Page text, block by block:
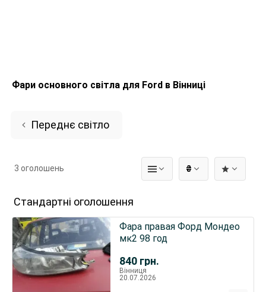
Фари основного світла для Ford в Вінниці
Переднє світло
₴
3 оголошень
Стандартні оголошення
840 грн.
Фара правая Форд Мондео
мк2 98 год
Вінниця
20.07.2026